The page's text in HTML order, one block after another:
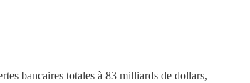
bancaires totales à 83 milliards de dollars,